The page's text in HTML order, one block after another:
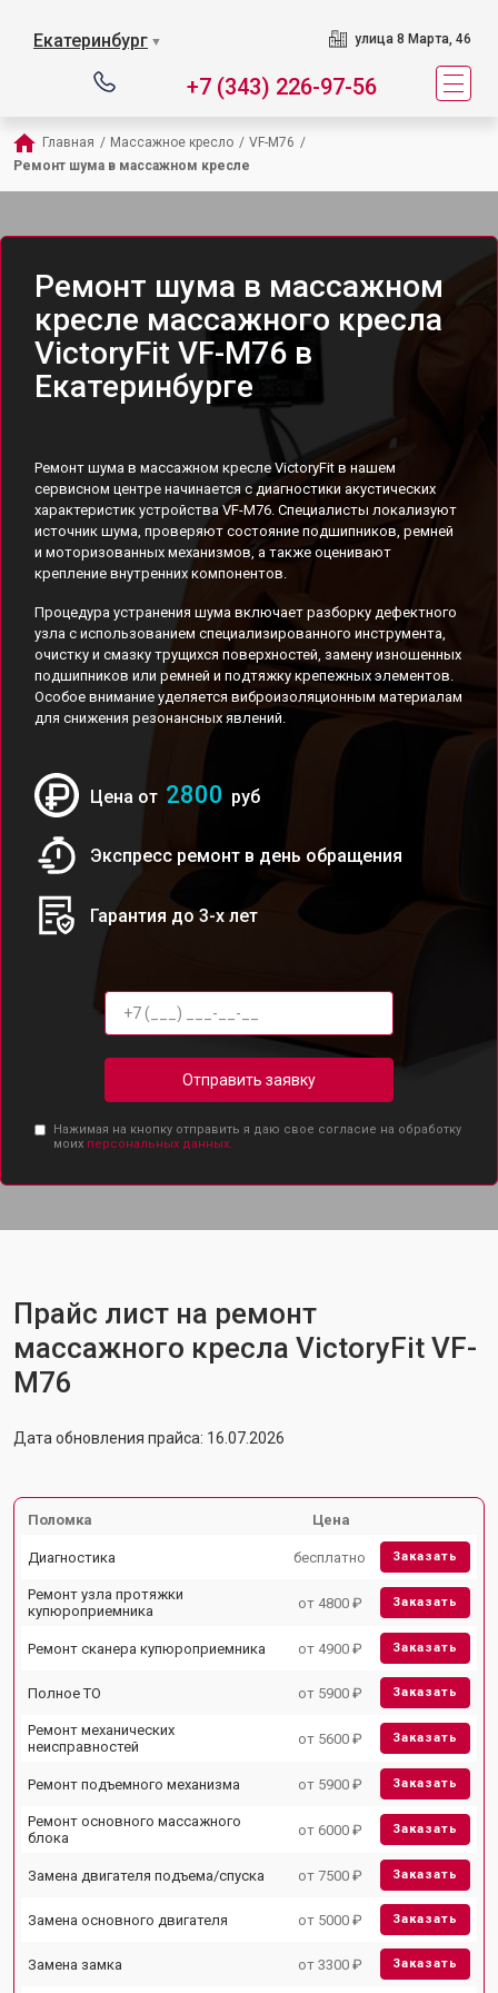
Екатеринбург ▼ улица 8 Марта, 46
+7 (343) 226-97-56
Главная / Массажное кресло / VF-M76 /
Ремонт шума в массажном кресле
Ремонт шума в массажном
кресле массажного кресла
VictoryFit VF-M76 в
Екатеринбурге
Ремонт шума в массажном кресле VictoryFit в нашем
сервисном центре начинается с диагностики акустических
характеристик устройства VF-M76. Специалисты локализуют
источник шума, проверяют состояние подшипников, ремней
и моторизованных механизмов, а также оценивают
крепление внутренних компонентов.
Процедура устранения шума включает разборку дефектного
узла с использованием специализированного инструмента,
очистку и смазку трущихся поверхностей, замену изношенных
подшипников или ремней и подтяжку крепежных элементов.
Особое внимание уделяется виброизоляционным материалам
для снижения резонансных явлений.
Цена от 2800 руб
Экспресс ремонт в день обращения
Гарантия до 3-х лет
Отправить заявку
Нажимая на кнопку отправить я даю свое согласие на обработку
моих персональных данных.
Прайс лист на ремонт
массажного кресла VictoryFit VF-
M76
Дата обновления прайса: 16.07.2026
Поломка Цена
Диагностика бесплатно Заказать
Ремонт узла протяжки
купюроприемника
от 4800 ₽ Заказать
Ремонт сканера купюроприемника от 4900 ₽ Заказать
Полное ТО от 5900 ₽ Заказать
Ремонт механических
неисправностей
от 5600 ₽ Заказать
Ремонт подъемного механизма от 5900 ₽ Заказать
Ремонт основного массажного
блока
от 6000 ₽ Заказать
Замена двигателя подъема/спуска от 7500 ₽ Заказать
Замена основного двигателя от 5000 ₽ Заказать
Замена замка от 3300 ₽ Заказать